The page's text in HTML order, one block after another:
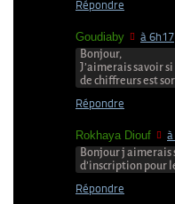
Répondre
Goudiaby à 6h17
Bonjour,
J’aimerais savoir
de chiffreurs est
Répondre
Rokhaya Diouf
Bonjour j aimerais
d’inscription pour
Répondre